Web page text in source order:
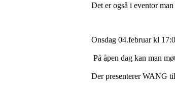
Det er også i eventor
Onsdag 04.februar kl
På åpen dag kan man
Der presenterer WANG